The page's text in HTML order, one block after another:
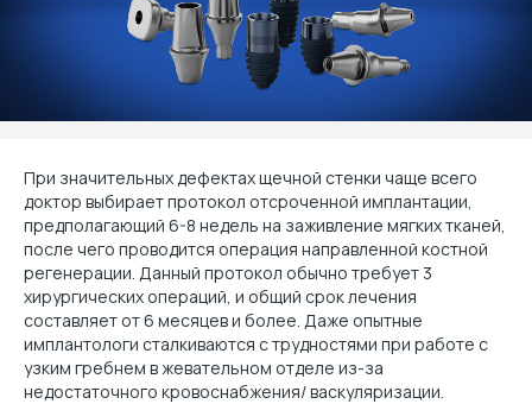
При значительных дефектах щечной стенки чаще всего
доктор выбирает протокол отсроченной имплантации,
предполагающий 6-8 недель на заживление мягких тканей,
после чего проводится операция направленной костной
регенерации. Данный протокол обычно требует 3
хирургических операций, и общий срок лечения
составляет от 6 месяцев и более. Даже опытные
имплантологи сталкиваются с трудностями при работе с
узким гребнем в жевательном отделе из-за
недостаточного кровоснабжения/ васкуляризации.